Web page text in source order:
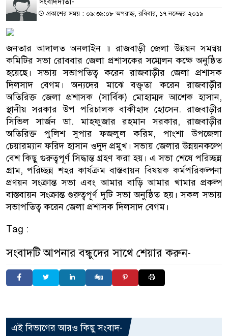
প্রকাশের সময় : ০৯:৩৯:০৮ অপরাহ্ন, রবিবার, ১৭ নভেম্বর ২০১৯
জনতার আদালত অনলাইন ॥ রাজবাড়ী জেলা উন্নয়ন সমন্বয়
কমিটির সভা রোববার জেলা প্রশাসকের সম্মেলন কক্ষে অনুষ্ঠিত
হয়েছে। সভায় সভাপতিত্ব করেন রাজবাড়ীর জেলা প্রশাসক
দিলসাদ বেগম। অন্যদের মাঝে বক্তৃতা করেন রাজবাড়ীর
অতিরিক্ত জেলা প্রশাসক (সার্বিক) মোহাম্মদ আশেক হাসান,
স্থানীয় সরকার উপ পরিচালক বাকীহাদ হোসেন. রাজবাড়ীর
সিভিল সার্জন ডা. মাহফুজার রহমান সরকার, রাজবাড়ীর
অতিরিক্ত পুলিশ সুপার ফজলুল করিম, পাংশা উপজেলা
চেয়ারম্যান ফরিদ হাসান ওদুদ প্রমুখ। সভায় জেলার উন্নয়নকল্পে
বেশ কিছু গুরুত্বপূর্ণ সিদ্ধান্ত গ্রহণ করা হয়। এ সভা শেষে পরিচ্ছন্ন
গ্রাম, পরিচ্ছন্ন শহর কার্যক্রম বাস্তবায়ন বিষয়ক কর্মপরিকল্পনা
প্রণয়ন সংক্রান্ত সভা এবং আমার বাড়ি আমার খামার প্রকল্প
বাস্তবায়ন সংক্রান্ত গুরুত্বপূর্ণ দুটি সভা অনুষ্ঠিত হয়। সকল সভায়
সভাপতিত্ব করেন জেলা প্রশাসক দিলসাদ বেগম।
Tag :
সংবাদটি আপনার বন্ধুদের সাথে শেয়ার করুন-
এই বিভাগের আরও কিছু সংবাদ-